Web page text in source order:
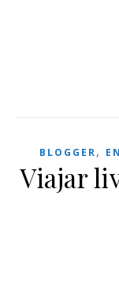
BLOGGER,
Viajar